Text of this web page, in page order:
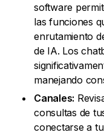
software
las funciones
enrutamiento
de IA. Los
manejando
Canales:
consultas de
conectarse a